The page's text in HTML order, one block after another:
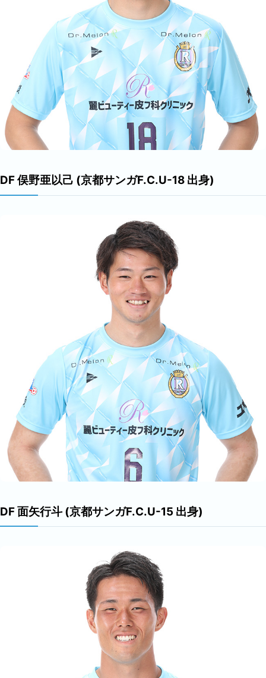
DF 俣野亜以己 (京都サンガF.C.U-18 出身)
DF 面矢行斗 (京都サンガF.C.U-15 出身)